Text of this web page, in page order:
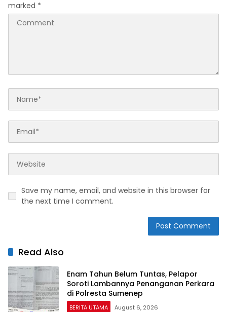
marked *
Save my name, email, and website in this browser for
the next time I comment.
Read Also
Enam Tahun Belum Tuntas, Pelapor
Soroti Lambannya Penanganan Perkara
di Polresta Sumenep
BERITA UTAMA August 6, 2026